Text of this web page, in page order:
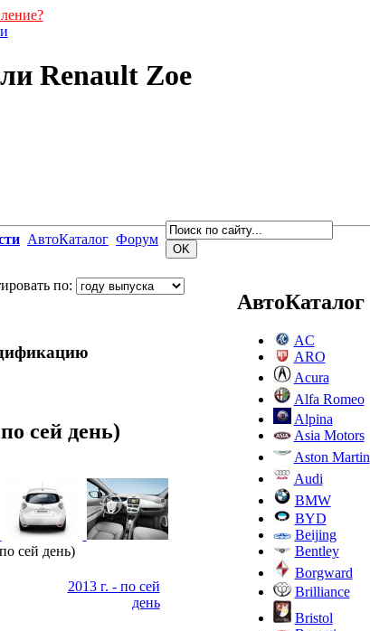
Renault Zoe
АвтоКаталог Форум
по:
сей день)
сей день)
2013 г. - по сей
день
АвтоКаталог
AC
ARO
Acura
Alfa Romeo
Alpina
Asia Motors
Aston Martin
Audi
BMW
BYD
Beijing
Bentley
Borgward
Brilliance
Bristol